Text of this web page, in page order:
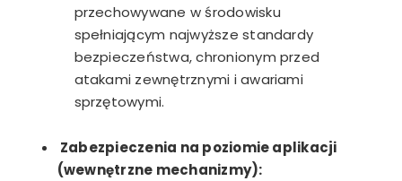
przechowywane w środowisku
spełniającym najwyższe standardy
bezpieczeństwa, chronionym przed
atakami zewnętrznymi i awariami
sprzętowymi.
Zabezpieczenia na poziomie aplikacji
(wewnętrzne mechanizmy):